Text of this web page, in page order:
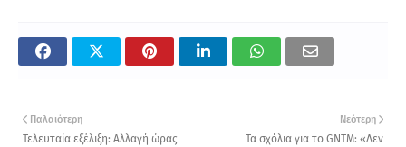
Νεότερη
Τα σχόλια για το GNTM: «Δεν
Παλαιότερη
Τελευταία εξέλιξη: Αλλαγή ώρας